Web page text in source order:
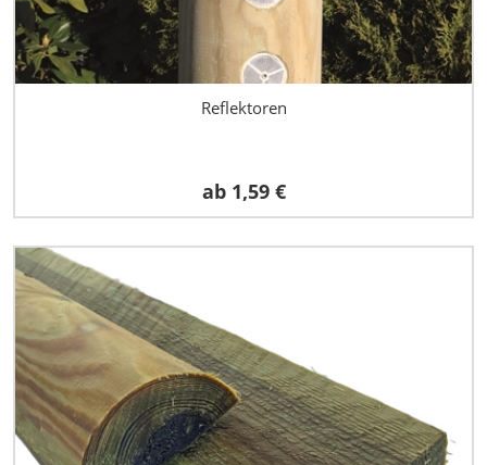
Reflektoren
ab 1,59 €